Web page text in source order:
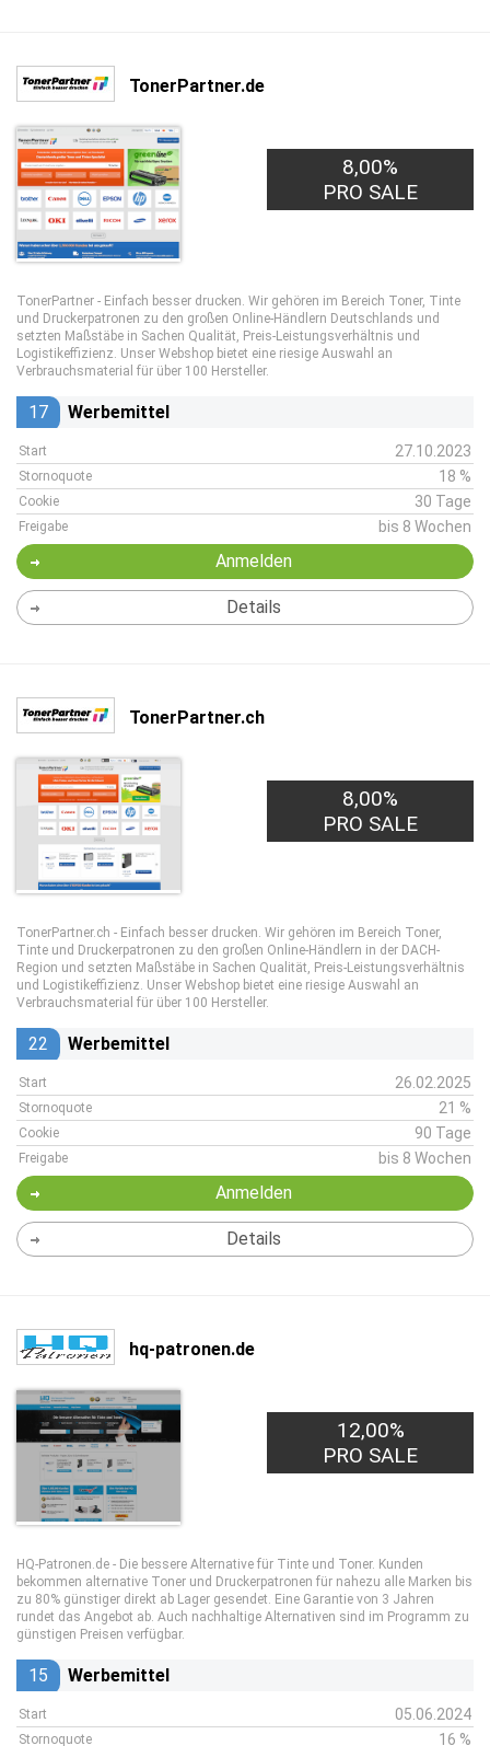
TonerPartner.de
8,00%
PRO SALE
TonerPartner - Einfach besser drucken. Wir gehören im Bereich Toner, Tinte
und Druckerpatronen zu den großen Online-Händlern Deutschlands und
setzten Maßstäbe in Sachen Qualität, Preis-Leistungsverhältnis und
Logistikeffizienz. Unser Webshop bietet eine riesige Auswahl an
Verbrauchsmaterial für über 100 Hersteller.
17 Werbemittel
Start 27.10.2023
Stornoquote 18 %
Cookie 30 Tage
Freigabe bis 8 Wochen
Anmelden
Details
TonerPartner.ch
8,00%
PRO SALE
TonerPartner.ch - Einfach besser drucken. Wir gehören im Bereich Toner,
Tinte und Druckerpatronen zu den großen Online-Händlern in der DACH-
Region und setzten Maßstäbe in Sachen Qualität, Preis-Leistungsverhältnis
und Logistikeffizienz. Unser Webshop bietet eine riesige Auswahl an
Verbrauchsmaterial für über 100 Hersteller.
22 Werbemittel
Start 26.02.2025
Stornoquote 21 %
Cookie 90 Tage
Freigabe bis 8 Wochen
Anmelden
Details
hq-patronen.de
12,00%
PRO SALE
HQ-Patronen.de - Die bessere Alternative für Tinte und Toner. Kunden
bekommen alternative Toner und Druckerpatronen für nahezu alle Marken bis
zu 80% günstiger direkt ab Lager gesendet. Eine Garantie von 3 Jahren
rundet das Angebot ab. Auch nachhaltige Alternativen sind im Programm zu
günstigen Preisen verfügbar.
15 Werbemittel
Start 05.06.2024
Stornoquote 16 %